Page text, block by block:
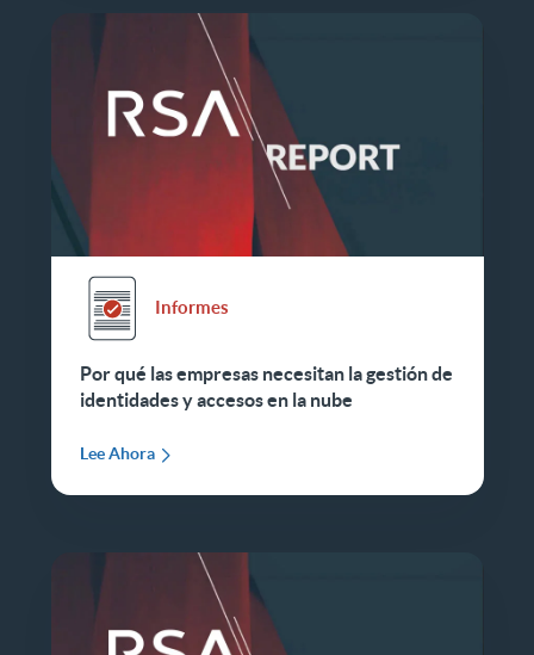
Informes
Por qué las empresas necesitan la gestión de
identidades y accesos en la nube
Lee Ahora